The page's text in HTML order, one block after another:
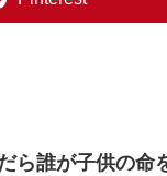
ら誰が子供の命